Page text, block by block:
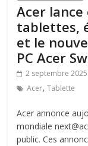
Acer
tablettes,
et le
PC Acer
2 septembre 2025
Acer,Tablette
Acer annonce
mondiale
public. Ces